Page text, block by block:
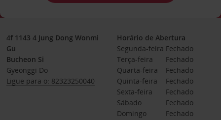
4f 1143 4 Jung Dong Wonmi
Gu
Bucheon Si
Gyeonggi Do
Ligue para o: 82323250040
Horário de Abertura
Segunda-feira Fechado
Terça-feira
Fechado
Quarta-feira
Fechado
Quinta-feira
Fechado
Sexta-feira
Fechado
Sábado
Fechado
Domingo
Fechado